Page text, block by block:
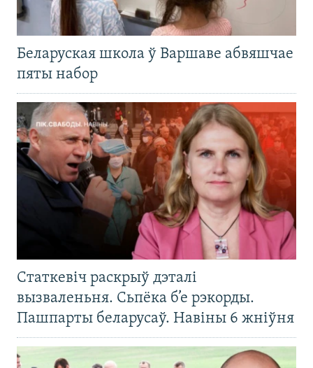
Беларуская школа ў Варшаве абвяшчае
пяты набор
Статкевіч раскрыў дэталі
вызваленьня. Сьпёка б’е рэкорды.
Пашпарты беларусаў. Навіны 6 жніўня